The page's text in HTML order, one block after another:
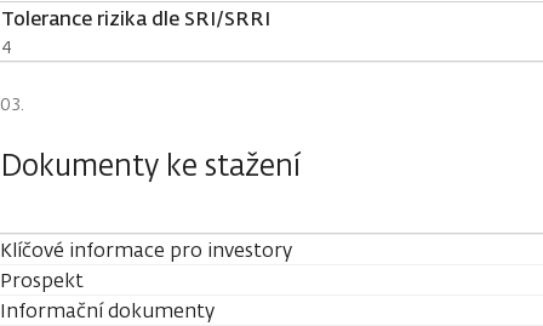
Tolerance rizika dle SRI/SRRI
4
Dokumenty ke stažení
Klíčové informace pro investory
Prospekt
Informační dokumenty